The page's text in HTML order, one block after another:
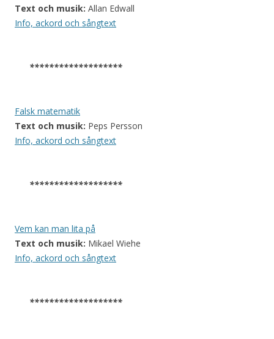
Text och musik: Allan Edwall
Info, ackord och sångtext
*******************
Falsk matematik
Text och musik: Peps Persson
Info, ackord och sångtext
*******************
Vem kan man lita på
Text och musik: Mikael Wiehe
Info, ackord och sångtext
*******************